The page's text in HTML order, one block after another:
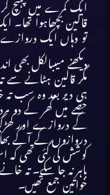
ایک کمرے میں
قالین بچھاہوا تھا۔
تو وہاں ایک
دیکھنے میںبالکل بھی
مگر قالین ہٹانے سے
ہی دیر بعد وہ سب تہ
حصے میں گھر کے دو
کے دروازے اور
دروازوں کے آگے
کوشش کی گئی تھی کہ
باہر نہ جا سکے۔ تہ
خواتین جمع تھیں۔